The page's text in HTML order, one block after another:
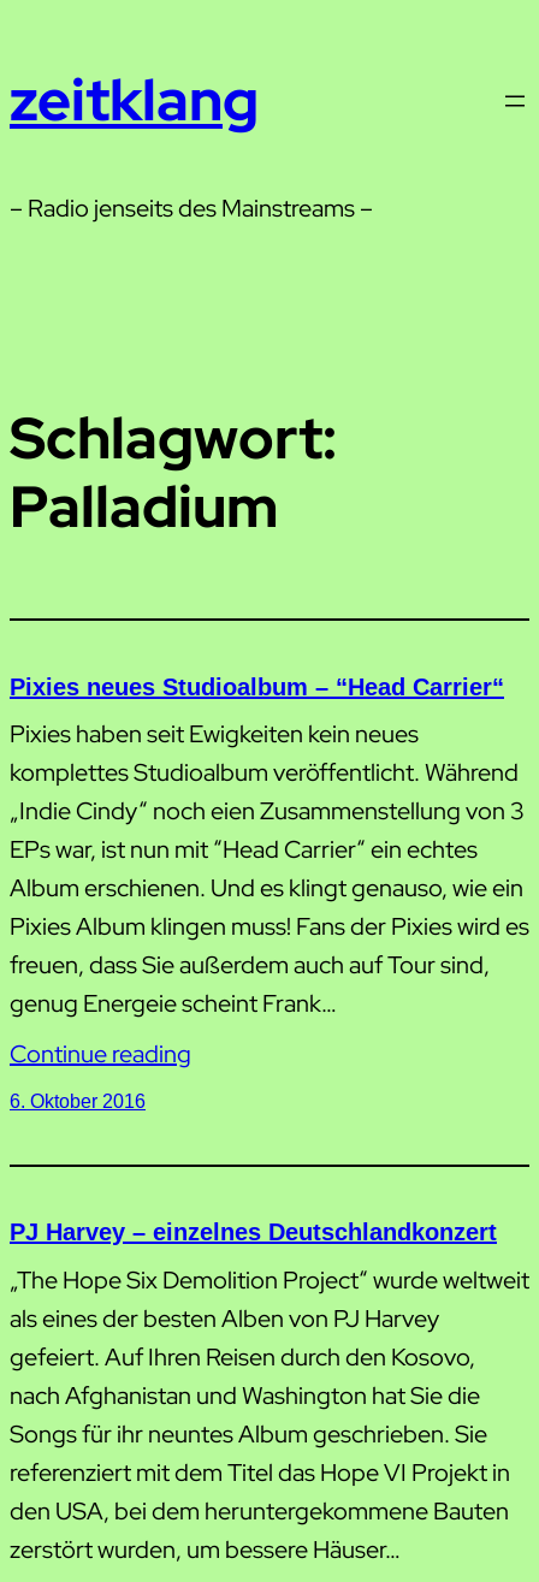
springen
zeitklang
– Radio jenseits des Mainstreams –
Schlagwort:
Palladium
Pixies neues Studioalbum – “Head Carrier“
Pixies haben seit Ewigkeiten kein neues
komplettes Studioalbum veröffentlicht. Während
„Indie Cindy“ noch eien Zusammenstellung von 3
EPs war, ist nun mit “Head Carrier“ ein echtes
Album erschienen. Und es klingt genauso, wie ein
Pixies Album klingen muss! Fans der Pixies wird es
freuen, dass Sie außerdem auch auf Tour sind,
genug Energeie scheint Frank…
Continue reading
6. Oktober 2016
PJ Harvey – einzelnes Deutschlandkonzert
„The Hope Six Demolition Project“ wurde weltweit
als eines der besten Alben von PJ Harvey
gefeiert. Auf Ihren Reisen durch den Kosovo,
nach Afghanistan und Washington hat Sie die
Songs für ihr neuntes Album geschrieben. Sie
referenziert mit dem Titel das Hope VI Projekt in
den USA, bei dem heruntergekommene Bauten
zerstört wurden, um bessere Häuser…